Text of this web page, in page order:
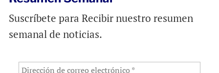
Suscríbete para Recibir nuestro resumen
semanal de noticias.